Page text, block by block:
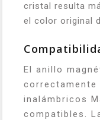
cristal resulta
el color original
El anillo
correctamente
inalámbricos
compatibles.